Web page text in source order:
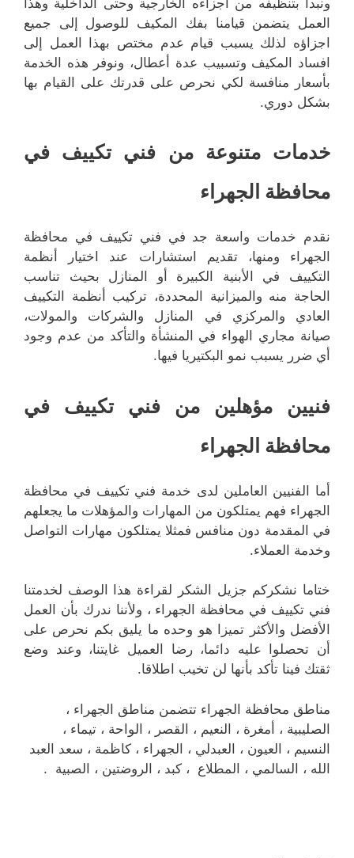
العمل يتضمن قيامنا بفك المكيف للوصول إلى جميع
اجزاؤه لذلك يسبب قيام عدم مختص بهذا العمل إلى
افساد المكيف وتسبيب عدة أعطال، ونوفر هذه الخدمة
بأسعار منافسة لكي نحرص على قدرتك على القيام بها
بشكل دوري.
خدمات متنوعة من فني تكييف في
محافظة الجهراء
نقدم خدمات واسعة جد في فني تكييف في محافظة
الجهراء ومنها، تقديم استشارات عند اختيار أنظمة
التكييف في الأبنية الكبيرة أو المنازل بحيث تناسب
الحاجة منه والميزانية المحددة، تركيب أنظمة التكييف
العادي والمركزي في المنازل والشركات والمولات،
صيانة مجاري الهواء في المنشأة والتأكد من عدم وجود
أي ضرر يسبب نمو البكتيريا فيها.
فنيين مؤهلين من فني تكييف في
محافظة الجهراء
أما الفنيين العاملين لدى خدمة فني تكييف في محافظة
الجهراء فهم يمتلكون من المهارات والمؤهلات ما يجعلهم
في المقدمة دون منافس فمثلا يمتلكون مهارات التواصل
وخدمة العملاء.
ختاما نشكركم جزيل الشكر لقراءة هذا الوصف لخدمتنا
فني تكييف في محافظة الجهراء ، ولأننا ندرك بأن العمل
الأفضل والأكثر تميزا هو وحده ما يليق بكم نحرص على
أن تحصلوا عليه دائما، رضا العميل غايتنا، وعند وضع
ثقتك فينا تأكد بأنها لن تخيب اطلاقا.
مناطق محافظة الجهراء تتضمن مناطق الجهراء ،
الصليبية ، أمغرة ، النعيم ، القصر ، الواحة ، تيماء ،
النسيم ، العيون ، العبدلي ، الجهراء ، كاظمة ، سعد العبد
الله ، السالمي ، المطلاع ، كبد ، الروضتين ، الصبية .